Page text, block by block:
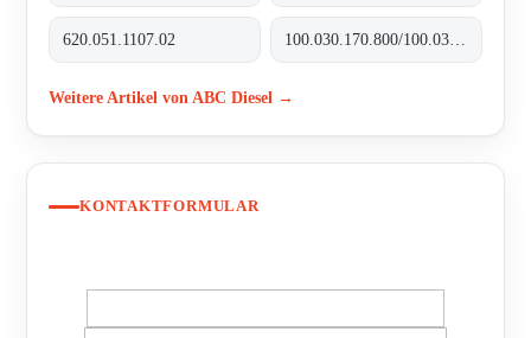
620.051.1107.02
Weitere Artikel von ABC Diesel →
KONTAKTFORMULAR